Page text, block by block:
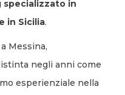
in
in Sicilia.
Messina,
negli anni come
esperienziale nella